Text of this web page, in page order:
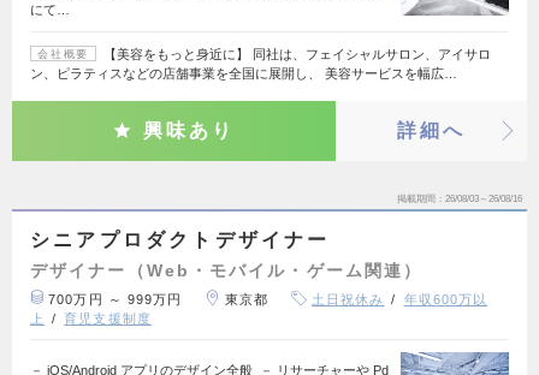
にて…
会社概要
【美容をもっと身近に】 同社は、フェイシャルサロン、アイサロ
ン、ピラティスなどの店舗事業を全国に展開し、 美容サービスを幅広…
興味あり 詳細へ
掲載期間 26/08/03～26/08/16
シニアプロダクトデザイナー
デザイナー（Web・モバイル・ゲーム関連）
700万円 ～ 999万円 東京都 土日祝休み
年収600万以
上
育児支援制度
－ iOS/Android アプリのデザイン全般 － リサーチャーや Pd